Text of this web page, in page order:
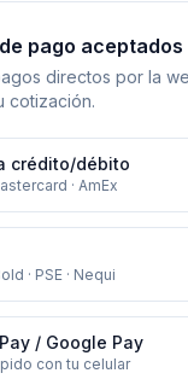
pago aceptados
directos por la
cotización.
crédito/débito
· AmEx
· PSE · Nequi
/ Google Pay
con tu celular